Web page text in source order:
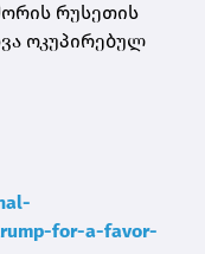
რუსეთის
ოკუპირებულ
for-a-favor-